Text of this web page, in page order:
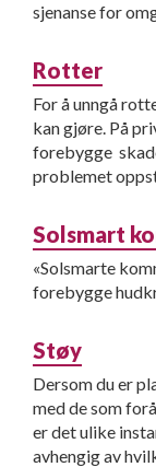
sjenanse for
Rotter
For å unngå
kan gjøre. På
forebygge
problemet
Solsmart
«Solsmarte
forebygge
Støy
Dersom du er
med de som
er det ulike
avhengig av